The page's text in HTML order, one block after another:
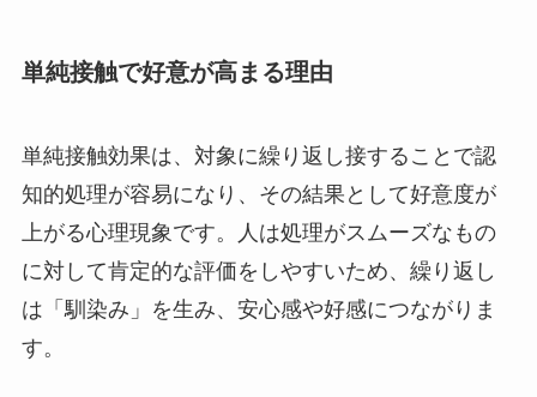
単純接触で好意が高まる理由
単純接触効果は、対象に繰り返し接することで認
知的処理が容易になり、その結果として好意度が
上がる心理現象です。人は処理がスムーズなもの
に対して肯定的な評価をしやすいため、繰り返し
は「馴染み」を生み、安心感や好感につながりま
す。